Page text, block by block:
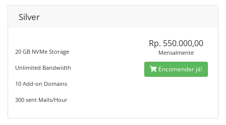
Silver
20 GB NVMe Storage
Unlimited Bandwidth
10 Add-on Domains
300 sent Mails/Hour
Rp. 550.000,00
Mensalmente
Encomendar já!